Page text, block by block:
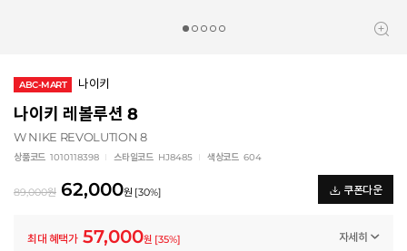
ABC-MART 나이키
나이키 레볼루션 8
W NIKE REVOLUTION 8
상품코드 1010118398 스타일코드 HJ8485 색상코드 604
89,000원 62,000원 [30%] 쿠폰다운
최대 혜택가 57,000원 [35%] 자세히